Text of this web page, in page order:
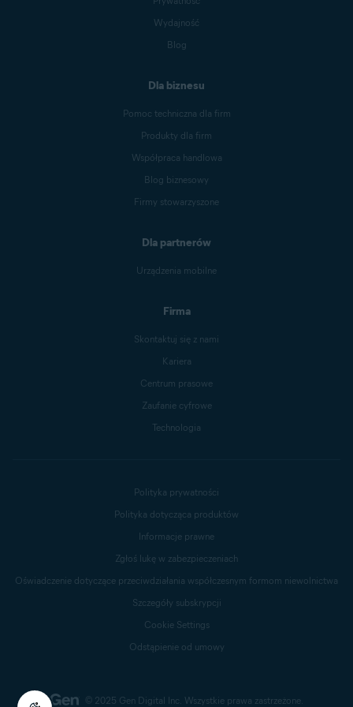
Wydajność
Blog
Dla biznesu
Pomoc techniczna dla firm
Produkty dla firm
Współpraca handlowa
Blog biznesowy
Firmy stowarzyszone
Dla partnerów
Urządzenia mobilne
Firma
Skontaktuj się z nami
Kariera
Centrum prasowe
Zaufanie cyfrowe
Technologia
© 2025 Gen Digital Inc. Wszystkie prawa zastrzeżone.
Polityka prywatności
Polityka dotycząca produktów
Informacje prawne
Zgłoś lukę w zabezpieczeniach
Oświadczenie dotyczące przeciwdziałania współczesnym formom niewolnictwa
Szczegóły subskrypcji
Cookie Settings
Odstąpienie od umowy